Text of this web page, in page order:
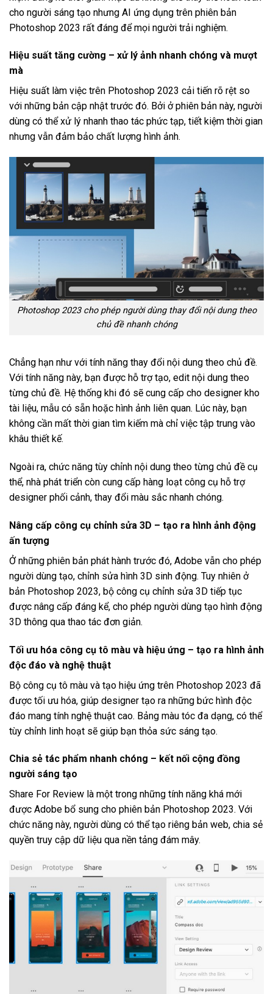
cho người sáng tạo nhưng AI ứng dụng trên phiên bản
Photoshop 2023 rất đáng để mọi người trải nghiệm.
Hiệu suất tăng cường – xử lý ảnh nhanh chóng và mượt
mà
Hiệu suất làm việc trên Photoshop 2023 cải tiến rõ rệt so
với những bản cập nhật trước đó. Bởi ở phiên bản này, người
dùng có thể xử lý nhanh thao tác phức tạp, tiết kiệm thời gian
nhưng vẫn đảm bảo chất lượng hình ảnh.
Photoshop 2023 cho phép người dùng thay đổi nội dung theo
chủ đề nhanh chóng
Chẳng hạn như với tính năng thay đổi nội dung theo chủ đề.
Với tính năng này, bạn được hỗ trợ tạo, edit nội dung theo
từng chủ đề. Hệ thống khi đó sẽ cung cấp cho designer kho
tài liệu, mẫu có sẵn hoặc hình ảnh liên quan. Lúc này, bạn
không cần mất thời gian tìm kiếm mà chỉ việc tập trung vào
khâu thiết kế.
Ngoài ra, chức năng tùy chỉnh nội dung theo từng chủ đề cụ
thể, nhà phát triển còn cung cấp hàng loạt công cụ hỗ trợ
designer phối cảnh, thay đổi màu sắc nhanh chóng.
Nâng cấp công cụ chỉnh sửa 3D – tạo ra hình ảnh động
ấn tượng
Ở những phiên bản phát hành trước đó, Adobe vẫn cho phép
người dùng tạo, chỉnh sửa hình 3D sinh động. Tuy nhiên ở
bản Photoshop 2023, bộ công cụ chỉnh sửa 3D tiếp tục
được nâng cấp đáng kể, cho phép người dùng tạo hình động
3D thông qua thao tác đơn giản.
Tối ưu hóa công cụ tô màu và hiệu ứng – tạo ra hình ảnh
độc đáo và nghệ thuật
Bộ công cụ tô màu và tạo hiệu ứng trên Photoshop 2023 đã
được tối ưu hóa, giúp designer tạo ra những bức hình độc
đáo mang tính nghệ thuật cao. Bảng màu tóc đa dạng, có thể
tùy chỉnh linh hoạt sẽ giúp bạn thỏa sức sáng tạo.
Chia sẻ tác phẩm nhanh chóng – kết nối cộng đồng
người sáng tạo
Share For Review là một trong những tính năng khá mới
được Adobe bổ sung cho phiên bản Photoshop 2023. Với
chức năng này, người dùng có thể tạo riêng bản web, chia sẻ
quyền truy cập dữ liệu qua nền tảng đám mây.